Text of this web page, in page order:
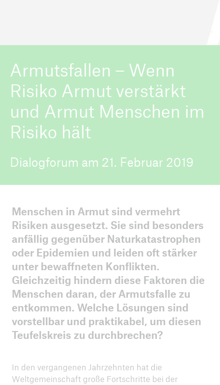
Armutsfallen – Wenn
Risiko Armut verstärkt
und Armut Menschen im
Risiko hält
Dialogforum am 21. Februar 2019
Menschen in Armut sind vermehrt
Risiken ausgesetzt. Sie sind besonders
anfällig gegenüber Naturkatastrophen
oder Epidemien und leiden oft stärker
unter bewaffneten Konflikten.
Gleichzeitig hindern diese Faktoren die
Menschen daran, der Armutsfalle zu
entkommen. Welche Lösungen sind
vorstellbar und praktikabel, um diesen
Teufelskreis zu durchbrechen?
In den vergangenen Jahrzehnten hat die
Weltgemeinschaft große Fortschritte bei der
Über die Konferenz
ICII 2025
Zusammenfassung